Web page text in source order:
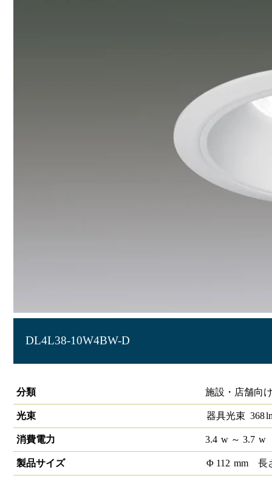
DL4L38-10W4BW-D
分類
施設・店舗向
光束 器具光束 368
消費電力 3.4 w～ 3.7 w
製品サイズ Φ 112 mm 長